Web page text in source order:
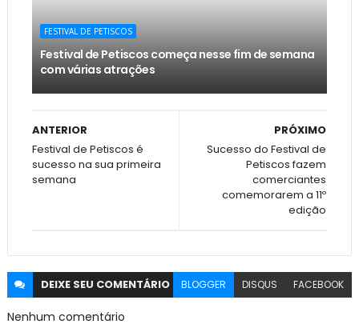
FESTIVAL DE PETISCOS
Festival de Petiscos começa nesse fim de semana
com várias atrações
PRÓXIMO
Sucesso do Festival de
Petiscos fazem
comerciantes
comemorarem a 11º
edição
ANTERIOR
Festival de Petiscos é
sucesso na sua primeira
semana
DEIXE SEU COMENTÁRIO BLOGGER DISQUS FACEBOOK
Nenhum comentário